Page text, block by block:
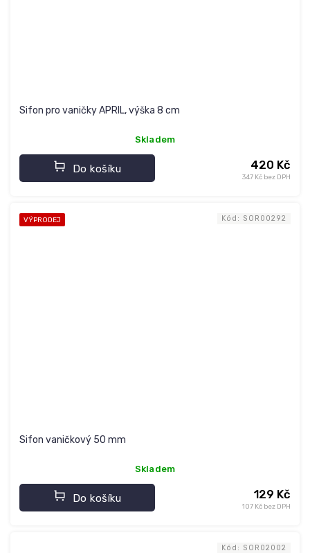
Sifon pro vaničky APRIL, výška 8 cm
Skladem
347 Kč bez DPH
420 Kč
Do košíku
VÝPRODEJ
Sifon vaničkový 50 mm
Skladem
107 Kč bez DPH
129 Kč
Do košíku
Kód: SOR00292
Kód: SOR02002